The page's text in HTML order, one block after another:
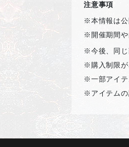
注意事項
※本情報は公
※開催期間や
※今後、同
※購入制限が
※一部アイテ
※アイテムの